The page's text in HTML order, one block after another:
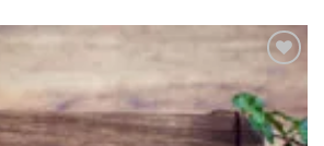
in lista
de
dorinte